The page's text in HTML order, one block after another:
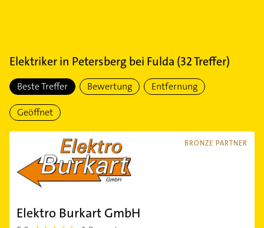
Elektrikerin Petersberg bei Fulda (32Treffer)
Beste Treffer Bewertung Entfernung
Geöffnet
BRONZE PARTNER
Elektro Burkart GmbH